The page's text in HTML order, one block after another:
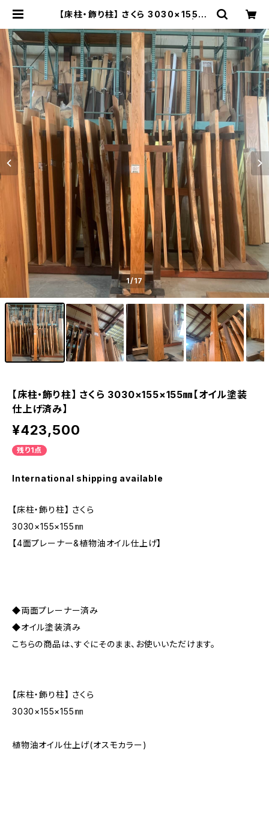
【床柱・飾り柱】 さくら 3030×155×1
の店さんもく
1/17
【床柱・飾り柱】 さくら 3030×155×155㎜【オイル塗装
仕上げ済み】
¥423,500
残り1点
International shipping available
【床柱・飾り柱】 さくら
3030×155×155㎜
【4面プレーナー&植物油オイル仕上げ】
◆両面プレーナー済み
◆オイル塗装済み
こちらの商品は、すぐにそのまま、お使いいただけます。
【床柱・飾り柱】 さくら
3030×155×155㎜
植物油オイル仕上げ(オスモカラー)